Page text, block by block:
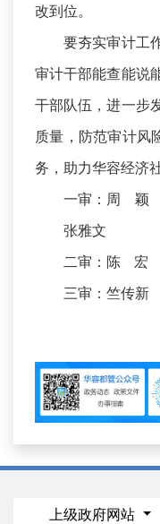
改到位。
要夯实审计工作
审计干部能查能说
干部队伍，进一步
质量，防范审计风
务，助力华容经济
一审：周 颖
张雅文
二审：陈 宏
三审：竺传新
上级政府网站